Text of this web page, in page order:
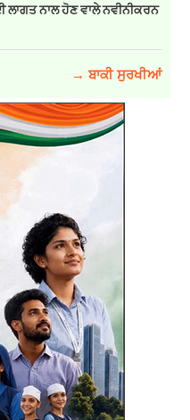
ਨਾਲ ਹੋਣ ਵਾਲੇ ਨਵੀਨੀਕਰਨ
→ ਬਾਕੀ ਸੁਰਖੀਆਂ